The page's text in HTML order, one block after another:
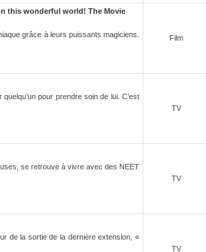
this wonderful world! The Movie
grâce à leurs puissants magiciens.
Film
pour prendre soin de lui. C’est
TV
se retrouve à vivre avec des NEET
TV
de la sortie de la dernière extension, «
TV